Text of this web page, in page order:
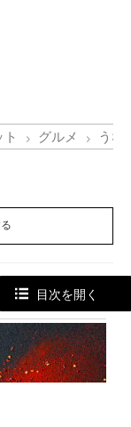
グルメ うな
事 目次を開く